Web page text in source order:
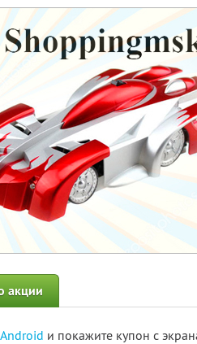
акции
Android и покажите купон с